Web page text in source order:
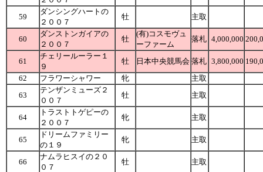
59
ダンシングハートの
２００７
牡 主取
60
ダンストンガイアの
２００７
牡
(有)コスモヴュ
ーファーム
落札 4,000,000
61
チェリールーラー１
９
牡 日本中央競馬会 落札 3,800,000
62
フラワーシャワー 牝
主取
63
テンザンミューズ２
００７
牡 主取
64
トラストトゲピーの
２００７
牝 主取
65
ドリームファミリー
の１９
牝 主取
66
ナムラヒスイの２０
０７
牡 主取